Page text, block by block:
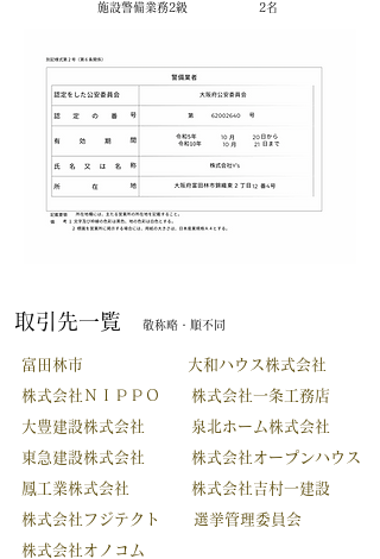
​施設警備業務2級 2名
取引先一覧 敬称略・順不同
富田林市 大和ハウス株式会社
株式会社ＮＩＰＰＯ 株式会社一条工務店
大豊建設株式会社 泉北ホーム株式会社
東急建設株式会社 株式会社オープンハウス
鳳工業株式会社 株式会社吉村一建設
​株式会社フジテクト 選挙管理委員会
株式会社オノコム